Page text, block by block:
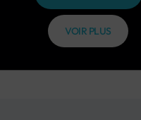
VOIR PLUS